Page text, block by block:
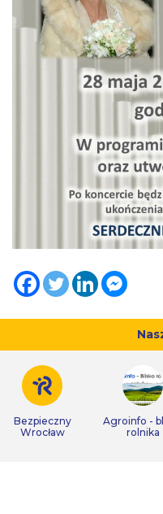
Bezpieczny
Wrocław
Agroinfo -
rolnika